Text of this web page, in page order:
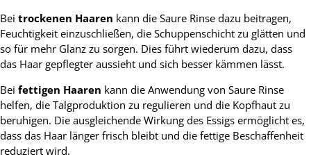
Bei trockenen Haaren kann die Saure Rinse dazu beitragen,
Feuchtigkeit einzuschließen, die Schuppenschicht zu glätten und
so für mehr Glanz zu sorgen. Dies führt wiederum dazu, dass
das Haar gepflegter aussieht und sich besser kämmen lässt.
Bei fettigen Haaren kann die Anwendung von Saure Rinse
helfen, die Talgproduktion zu regulieren und die Kopfhaut zu
beruhigen. Die ausgleichende Wirkung des Essigs ermöglicht es,
dass das Haar länger frisch bleibt und die fettige Beschaffenheit
reduziert wird.